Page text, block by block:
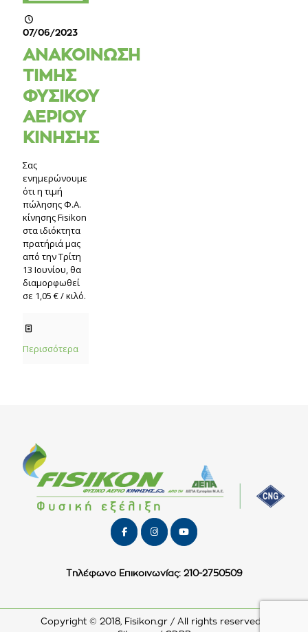
07/06/2023
ΑΝΑΚΟΙΝΩΣΗ
ΤΙΜΗΣ
ΦΥΣΙΚΟΥ
ΑΕΡΙΟΥ
ΚΙΝΗΣΗΣ
Σας
ενημερώνουμε
ότι η τιμή
πώλησης Φ.Α.
κίνησης Fisikon
στα ιδιόκτητα
πρατήριά μας
από την Τρίτη
13 Ιουνίου, θα
διαμορφωθεί
σε 1,05 € / κιλό.
Περισσότερα
Τηλέφωνο Επικοινωνίας: 210-2750509
Copyright © 2018, Fisikon.gr / All rights reserved /